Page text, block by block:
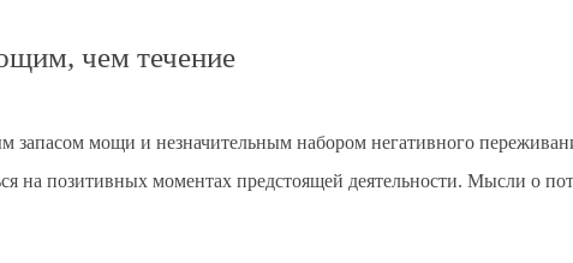
чем течение
мощи и незначительным набором негативного
на позитивных моментах предстоящей деятельности. Мысли о